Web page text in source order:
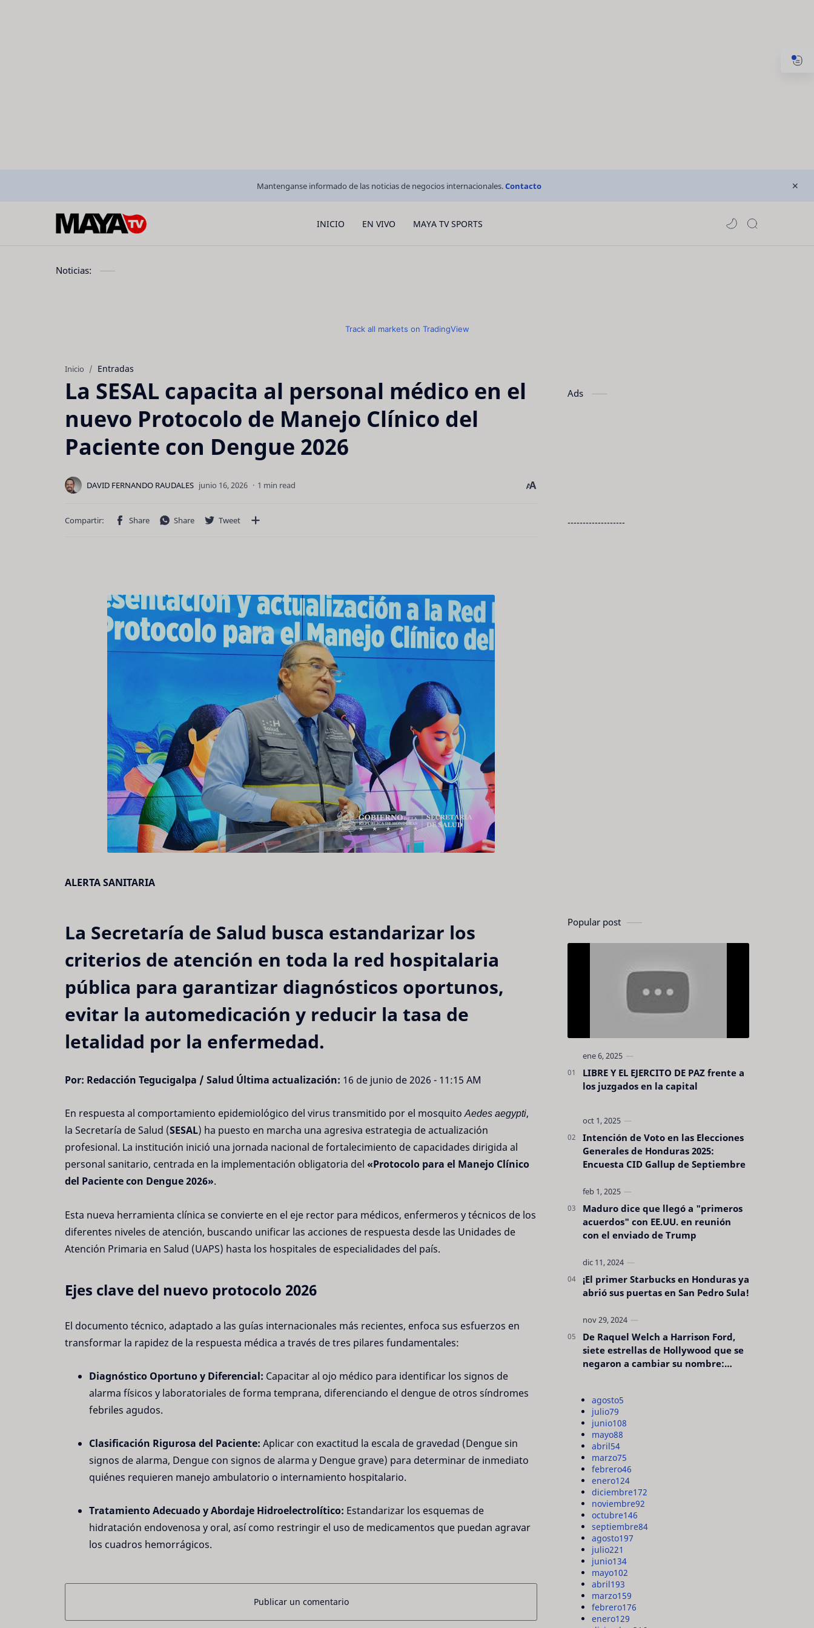
Mantenganse informado de las noticias de negocios internacionales.Contacto
INICIO EN VIVO MAYA TV SPORTS
Noticias:
Track all markets on TradingView
Inicio Entradas
La SESAL capacita al personal médico en el
nuevo Protocolo de Manejo Clínico del
Paciente con Dengue 2026
1 min read
ALERTA SANITARIA
La Secretaría de Salud busca estandarizar los
criterios de atención en toda la red hospitalaria
pública para garantizar diagnósticos oportunos,
evitar la automedicación y reducir la tasa de
letalidad por la enfermedad.
Por: Redacción Tegucigalpa / Salud Última actualización: 16 de junio de 2026 - 11:15 AM
En respuesta al comportamiento epidemiológico del virus transmitido por el mosquitoAedes aegypti,
la Secretaría de Salud (SESAL) ha puesto en marcha una agresiva estrategia de actualización
profesional. La institución inició una jornada nacional de fortalecimiento de capacidades dirigida al
personal sanitario, centrada en la implementación obligatoria del «Protocolo para el Manejo Clínico
del Paciente con Dengue 2026».
Esta nueva herramienta clínica se convierte en el eje rector para médicos, enfermeros y técnicos de los
diferentes niveles de atención, buscando unificar las acciones de respuesta desde las Unidades de
Atención Primaria en Salud (UAPS) hasta los hospitales de especialidades del país.
Ejes clave del nuevo protocolo 2026
El documento técnico, adaptado a las guías internacionales más recientes, enfoca sus esfuerzos en
transformar la rapidez de la respuesta médica a través de tres pilares fundamentales:
Diagnóstico Oportuno y Diferencial: Capacitar al ojo médico para identificar los signos de
alarma físicos y laboratoriales de forma temprana, diferenciando el dengue de otros síndromes
febriles agudos.
Clasificación Rigurosa del Paciente: Aplicar con exactitud la escala de gravedad (Dengue sin
signos de alarma, Dengue con signos de alarma y Dengue grave) para determinar de inmediato
quiénes requieren manejo ambulatorio o internamiento hospitalario.
Tratamiento Adecuado y Abordaje Hidroelectrolítico: Estandarizar los esquemas de
hidratación endovenosa y oral, así como restringir el uso de medicamentos que puedan agravar
los cuadros hemorrágicos.
Publicar un comentario
Ads
-------------------
Popular post
LIBRE Y EL EJERCITO DE PAZ frente a
los juzgados en la capital
Intención de Voto en las Elecciones
Generales de Honduras 2025:
Encuesta CID Gallup de Septiembre
Maduro dice que llegó a "primeros
acuerdos" con EE.UU. en reunión
con el enviado de Trump
¡El primer Starbucks en Honduras ya
abrió sus puertas en San Pedro Sula!
De Raquel Welch a Harrison Ford,
siete estrellas de Hollywood que se
negaron a cambiar su nombre:
agosto5
julio79
junio108
mayo88
abril54
marzo75
febrero46
enero124
diciembre172
noviembre92
octubre146
septiembre84
agosto197
julio221
junio134
mayo102
abril193
marzo159
febrero176
enero129